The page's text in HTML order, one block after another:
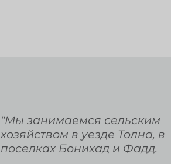
"Мы занимаемся сельским
хозяйством в уезде Толна, в
поселках Бонихад и Фадд.